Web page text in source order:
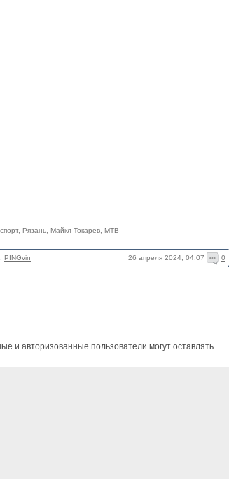
, Рязань Майкл Токарев МТВ
PINGvin 26 апреля 2024, 04:07 0
и авторизованные пользователи могут оставлять